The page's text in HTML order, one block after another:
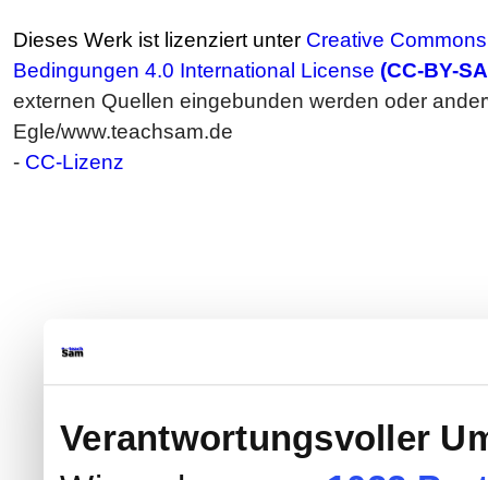
Verantwortungsvoller
Dieses Werk ist lizenziert unter Creative
Bedingungen 4.0 International License (CC-BY-
externen Quellen eingebunden werden oder
Egle/www.teachsam.de
- CC-Lizenz